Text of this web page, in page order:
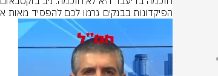
הפיקדונות בבנקים גרמו לכם להפסיד מאות